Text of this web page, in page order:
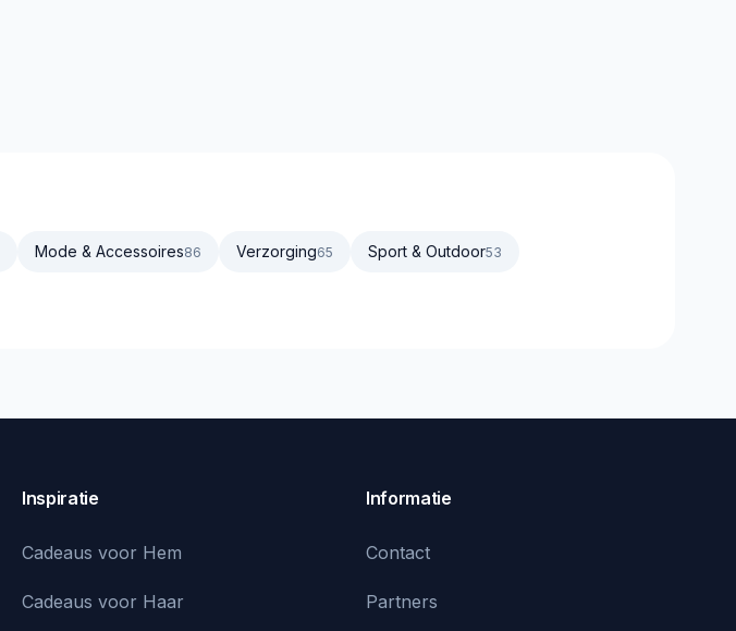
Mode & Accessoires86 Verzorging65 Sport & Outdoor53
Inspiratie
Cadeaus voor Hem
Cadeaus voor Haar
Informatie
Contact
Partners